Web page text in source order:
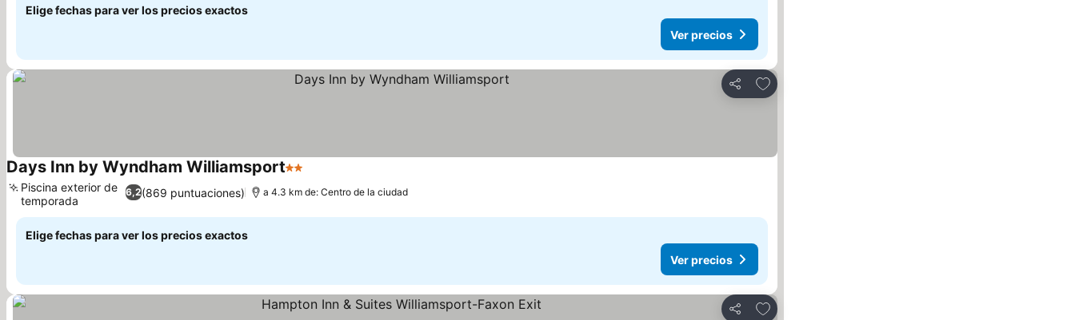
Elige fechas para ver los precios exactos
Ver precios
Compartir
Agregar a favoritos
Days Inn by Wyndham Williamsport2 Estrellas
6,2(869 puntuaciones)
Piscina exterior de
temporada
a 4.3 km de: Centro de la ciudad
Elige fechas para ver los precios exactos
Ver precios
Compartir
Agregar a favoritos